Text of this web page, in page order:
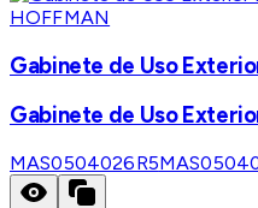
HOFFMAN
Gabinete de Uso
Gabinete de Uso
MAS0504026R5